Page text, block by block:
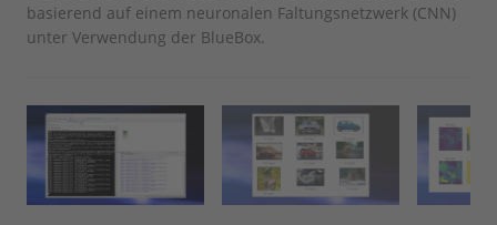
basierend auf einem neuronalen Faltungsnetzwerk (CNN)
unter Verwendung der BlueBox.